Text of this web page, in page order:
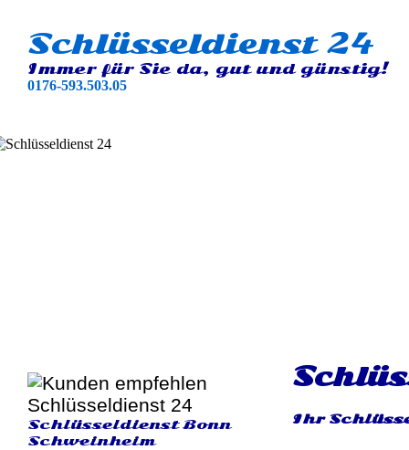
Schlüsseldienst 24
Immer für Sie da, gut und günstig!
0176-593.503.05
Schlüsseldienst Bonn
Schweinheim
Ihr